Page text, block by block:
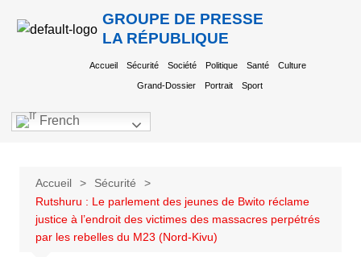
GROUPE DE PRESSE
LA RÉPUBLIQUE
Accueil Sécurité Société Politique Santé Culture
Grand-Dossier Portrait Sport
French
Accueil
Sécurité
Rutshuru : Le parlement des jeunes de Bwito réclame
justice à l’endroit des victimes des massacres perpétrés
par les rebelles du M23 (Nord-Kivu)